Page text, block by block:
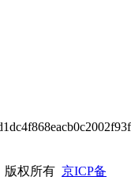
版权所有 京ICP备